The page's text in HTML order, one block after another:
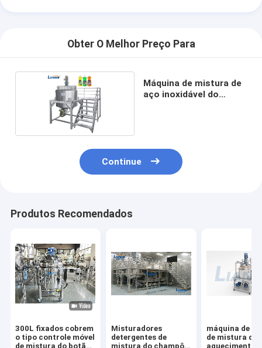
Obter O Melhor Preço Para
Máquina de mistura de
aço inoxidável do
Continue
Produtos Recomendados
300L fixados cobrem
o tipo controle móvel
de mistura do botão
Misturadores
detergentes de
mistura do champô
máquina de
de mistura do
aquecimento